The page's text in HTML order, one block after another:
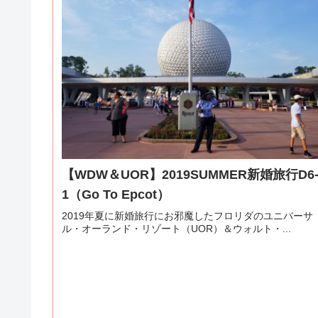
【WDW＆UOR】2019SUMMER新婚旅行D6-
1（Go To Epcot）
2019年夏に新婚旅行にお邪魔したフロリダのユニバーサ
ル・オーランド・リゾート（UOR）＆ウォルト・...